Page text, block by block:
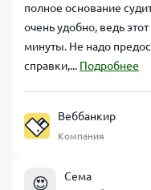
полное основание
очень удобно, ведь
минуты. Не надо
справки,... Подробнее
Веббанкир
Компания
😍 Сема